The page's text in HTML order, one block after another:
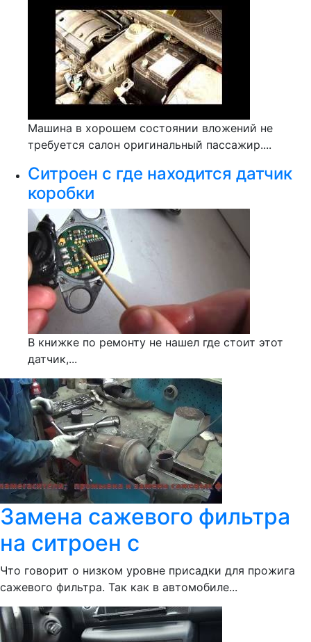
Машина в хорошем состоянии вложений не
требуется салон оригинальный пассажир....
Ситроен с где находится датчик
коробки
В книжке по ремонту не нашел где стоит этот
датчик,...
Замена сажевого фильтра
на ситроен с
Что говорит о низком уровне присадки для прожига
сажевого фильтра. Так как в автомобиле...